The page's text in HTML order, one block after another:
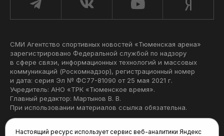
СМИ Агентство спортивных новостей «Тюменская арена»
зарегистрировано Федеральной службой по надзору
в сфере связи, информационных технологий и массовых
коммуникаций (Роскомнадзор), регистрационный номер
и дата: серия Эл № ФС77-81090 от 25 мая 2021 г.
Учредитель: АНО «ТРК «Тюменское время».
Главный редактор: Мартынов В. В.
При использовании материалов ссылка обязательна.
Настоящий ресурс использует сервис веб-аналитики Яндекс